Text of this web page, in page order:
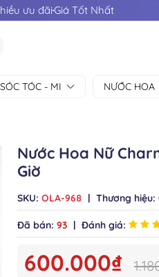
ưu đãiGiá Tốt Nhất
TÓC - MI NƯỚC HOA
Nước Hoa Nữ
Giờ
SKU: OLA-968 | Thương hiệu:
Đã bán: 93 | Đánh giá:
600.000₫